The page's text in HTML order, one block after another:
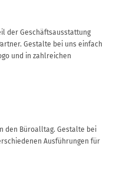
der Geschäftsausstattung
Gestalte bei uns einfach
und in zahlreichen
den Büroalltag. Gestalte bei
Ausführungen für